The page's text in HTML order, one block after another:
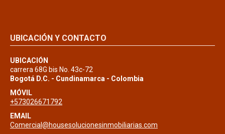
UBICACIÓN Y CONTACTO
UBICACIÓN
carrera 68G bis No. 43c-72
Bogotá D.C. - Cundinamarca - Colombia
MÓVIL
+573026671792
EMAIL
Comercial@housesolucionesinmobiliarias.com